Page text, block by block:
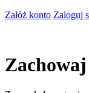
Załóż konto Zaloguj
Zachowaj